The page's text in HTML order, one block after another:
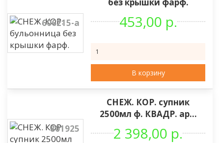
606215-а 453,00 р.
В корзину
801925
СНЕЖ. КОР. супник
2500мл ф. КВАДР. ар...
2 398,00 р.